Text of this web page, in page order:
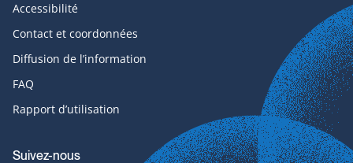
Accessibilité
Contact et coordonnées
Diffusion de l’information
FAQ
Rapport d’utilisation
Suivez-nous